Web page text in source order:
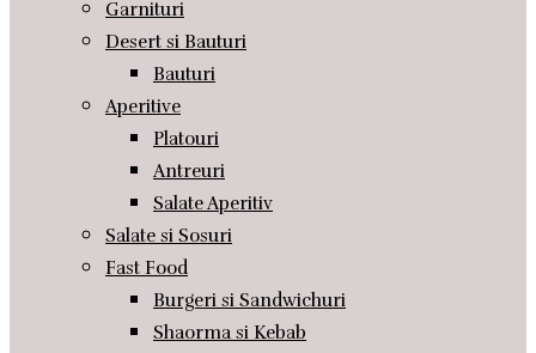
Garnituri
Desert si Bauturi
Bauturi
Aperitive
Platouri
Antreuri
Salate Aperitiv
Salate si Sosuri
Fast Food
Burgeri si Sandwichuri
Shaorma si Kebab